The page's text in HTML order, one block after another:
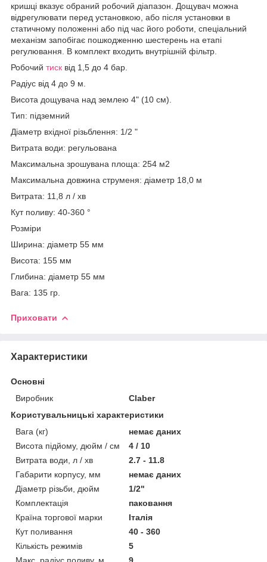
кришці вказує обраний робочий діапазон. Дощувач можна
відрегулювати перед установкою, або після установки в
статичному положенні або під час його роботи, спеціальний
механізм запобігає пошкодженню шестерень на етапі
регулювання. В комплект входить внутрішній фільтр.
Робочий тиск від 1,5 до 4 бар.
Радіус від 4 до 9 м.
Висота дощувача над землею 4" (10 см).
Тип: підземний
Діаметр вхідної різьблення: 1/2 "
Витрата води: регульована
Максимальна зрошувана площа: 254 м2
Максимальна довжина струменя: діаметр 18,0 м
Витрата: 11,8 л / хв
Кут поливу: 40-360 °
Розміри
Ширина: діаметр 55 мм
Висота: 155 мм
Глибина: діаметр 55 мм
Вага: 135 гр.
Приховати
Характеристики
Основні
Виробник
Claber
Користувальницькі характеристики
Вага (кг)
немає даних
Висота підйому, дюйм / см
4 / 10
Витрата води, л / хв
2.7 - 11.8
Габарити корпусу, мм
немає даних
Діаметр різьби, дюйм
1/2"
Комплектація
паковання
Країна торгової марки
Італія
Кут поливання
40 - 360
Кількість режимів
5
Макс. радіус поливу, м
9